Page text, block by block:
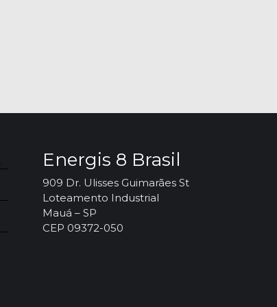
Energis 8 Brasil
909 Dr. Ulisses Guimarães St
Loteamento Industrial
Mauá – SP
CEP 09372-050